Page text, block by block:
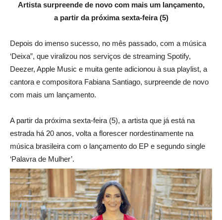
Artista surpreende de novo com mais um lançamento,
a partir da próxima sexta-feira (5)
Depois do imenso sucesso, no mês passado, com a música
‘Deixa”, que viralizou nos serviços de streaming Spotify,
Deezer, Apple Music e muita gente adicionou à sua playlist, a
cantora e compositora Fabiana Santiago, surpreende de novo
com mais um lançamento.
A partir da próxima sexta-feira (5), a artista que já está na
estrada há 20 anos, volta a florescer nordestinamente na
música brasileira com o lançamento do EP e segundo single
‘Palavra de Mulher’.